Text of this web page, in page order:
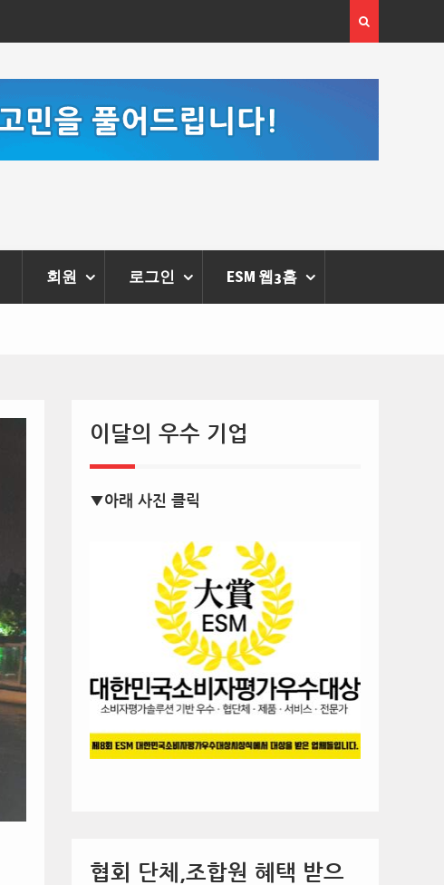
[손영미 칼럼] 한여름 태양을 마주하는 용기, 웰링턴
스가 열어준 길 위에서
회원 로그인 ESM 웹3홈
이달의 우수 기업
▼아래 사진 클릭
협회 단체,조합원 혜택 받으